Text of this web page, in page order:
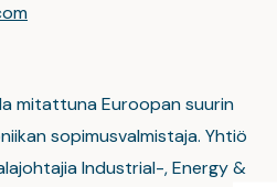
mitattuna Euroopan suurin
sopimusvalmistaja. Yhtiö
Industrial-, Energy &